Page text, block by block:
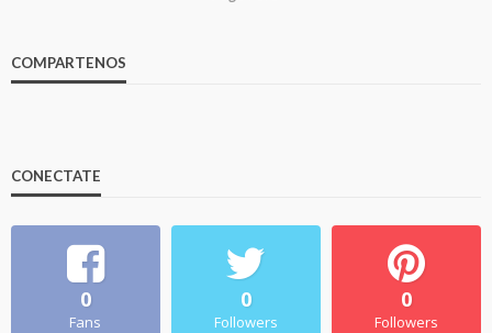
COMPARTENOS
CONECTATE
0
Fans
0
Followers
0
Followers